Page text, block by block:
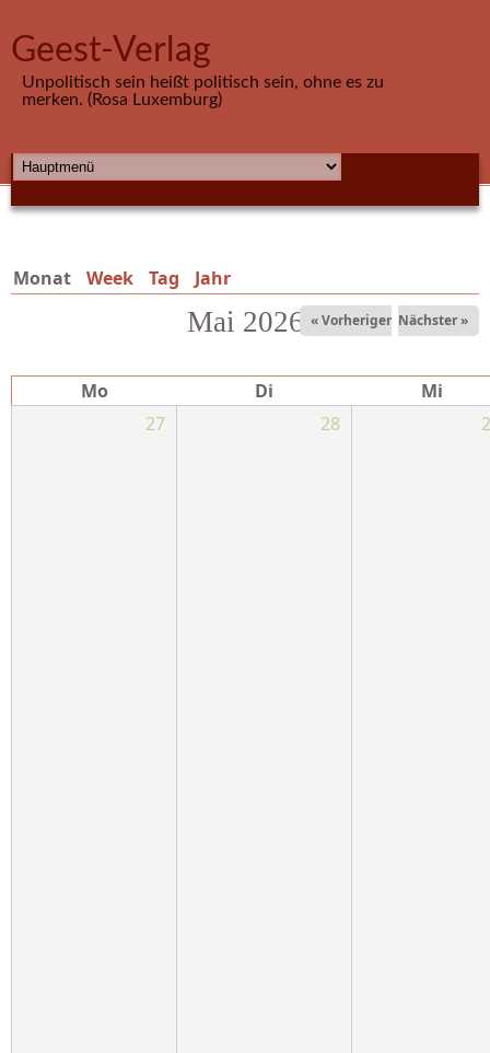
Geest-Verlag
Unpolitisch sein heißt politisch sein, ohne es zu
merken. (Rosa Luxemburg)
HAUPTMENÜ
Monat (aktiver Reiter)
Week Tag Jahr
Mai 2026 « Vorheriger Nächster »
Mo Di
Mi
27
28